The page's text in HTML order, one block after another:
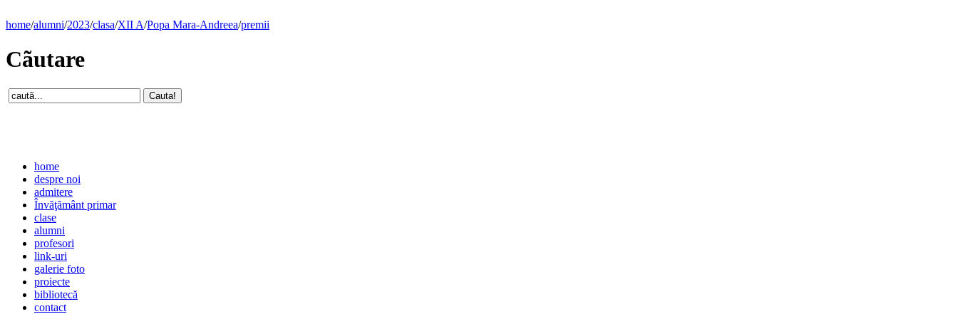
home/alumni/2023/clasa/XII A/Popa Mara-Andreea/premii
Cãutare
home
despre noi
admitere
Învăţământ primar
clase
alumni
profesori
link-uri
galerie foto
proiecte
bibliotecă
contact